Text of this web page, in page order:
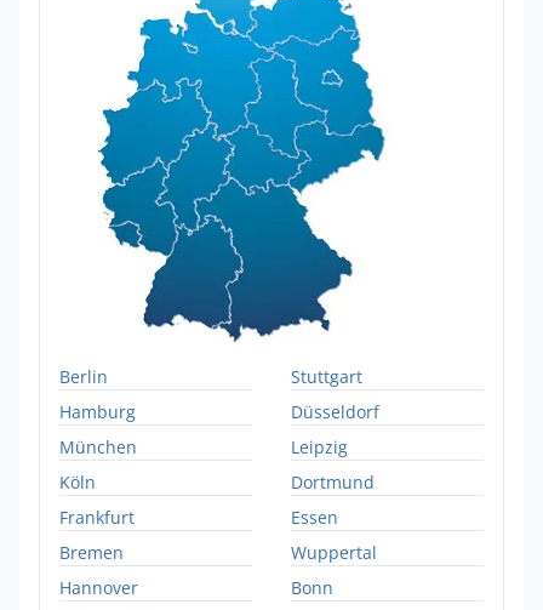
Berlin
Hamburg
München
Köln
Frankfurt
Stuttgart
Düsseldorf
Leipzig
Dortmund
Essen
Bremen
Hannover
Wuppertal
Bonn